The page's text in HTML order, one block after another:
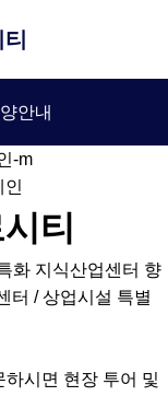
안내
티
화 지식산업센터 향
터 / 상업시설 특별
시면 현장 투어 및